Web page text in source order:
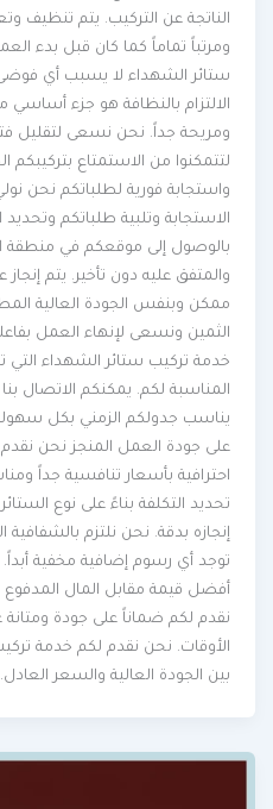
الناتجة عن التركيب. يتم تنظيف
ومرتباً تماماً كما كان قبل بدء
ستائر الشهداء لا يسبب أي فوضى أو
الالتزام بالنظافة هو جزء أساسي من
ومريحة جداً. نحن نسعى لتقليل فترة
لتتمكنوا من الاستمتاع بتركيبكم
واستجابة فورية لطلباتكم نحن
الاستجابة وتلبية طلباتكم وتحديد
بالوصول إلى موقعكم في منطقة
والمتفق عليه دون تأخير. يتم إنجاز
ممكن وبنفس الجودة العالية
الثمين ونسعى لإنهاء العمل
خدمة تركيب ستائر الشهداء التي
المناسبة لكم. يمكنكم الاتصال بنا
يناسب جدولكم الزمني بكل سهولة
على جودة العمل المنجز نحن نقدم
احترافية بأسعار تنافسية جداً
تحديد التكلفة بناءً على نوع
إنجازه بدقة. نحن نلتزم بالشفافية
توجد أي رسوم إضافية مخفية أبداً.
أفضل قيمة مقابل المال المدفوع
نقدم لكم ضماناً على جودة ومتانة
الأوقات. نحن نقدم لكم خدمة تركيب
بين الجودة العالية والسعر العادل.